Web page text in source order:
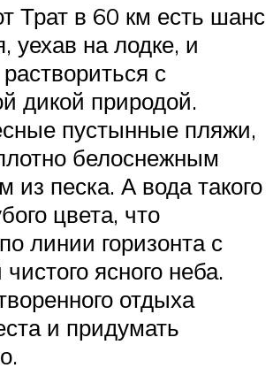
Трат в 60 км есть шанс
уехав на лодке, и
с
дикой природой.
пустынные пляжи,
белоснежным
из песка. А вода такого
цвета, что
линии горизонта с
ясного неба.
отдыха
и придумать